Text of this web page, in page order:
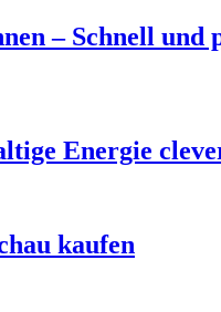
– Schnell und
Energie
kaufen